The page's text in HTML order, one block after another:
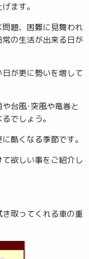
ます。
題、困難に見舞われ
の生活が出来る日が
が更に勢いを増して
台風･突風や竜巻と
でしょう。
酷くなる季節です。
欲しい事をご紹介し
取ってくれる車の重